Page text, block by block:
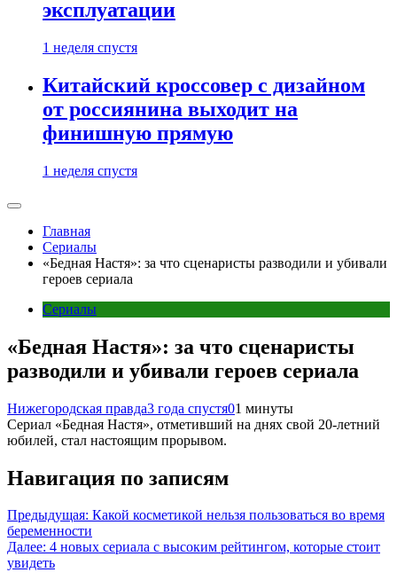
эксплуатации
1 неделя спустя
Китайский кроссовер с дизайном
от россиянина выходит на
финишную прямую
1 неделя спустя
Главная
Сериалы
«Бедная Настя»: за что сценаристы разводили и убивали
героев сериала
Сериалы
«Бедная Настя»: за что сценаристы
разводили и убивали героев сериала
Нижегородская правда3 года спустя01 минуты
Сериал «Бедная Настя», отметивший на днях свой 20-летний
юбилей, стал настоящим прорывом.
Навигация по записям
Предыдущая: Какой косметикой нельзя пользоваться во время
беременности
Далее: 4 новых сериала с высоким рейтингом, которые стоит
увидеть